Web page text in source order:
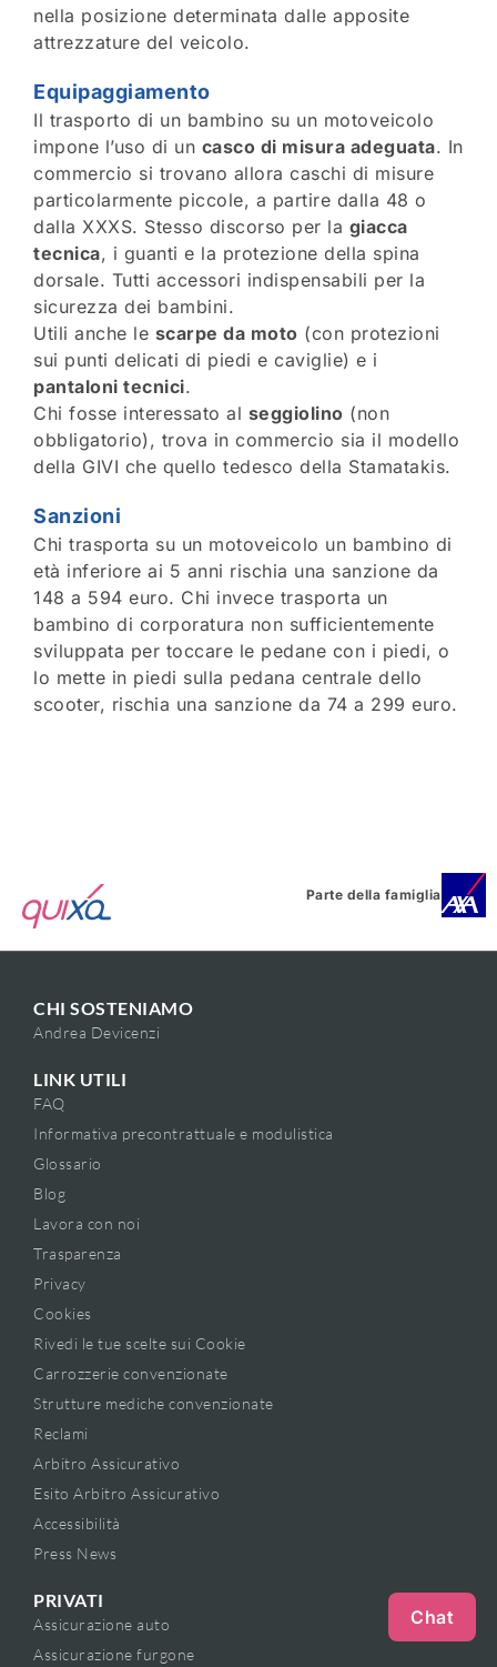
Chat
nella posizione determinata dalle apposite
attrezzature del veicolo.
Equipaggiamento
Il trasporto di un bambino su un motoveicolo
impone l’uso di un casco di misura adeguata. In
commercio si trovano allora caschi di misure
particolarmente piccole, a partire dalla 48 o
dalla XXXS. Stesso discorso per la giacca
tecnica, i guanti e la protezione della spina
dorsale. Tutti accessori indispensabili per la
sicurezza dei bambini.
Utili anche le scarpe da moto (con protezioni
sui punti delicati di piedi e caviglie) e i
pantaloni tecnici.
Chi fosse interessato al seggiolino (non
obbligatorio), trova in commercio sia il modello
della GIVI che quello tedesco della Stamatakis.
Sanzioni
Chi trasporta su un motoveicolo un bambino di
età inferiore ai 5 anni rischia una sanzione da
148 a 594 euro. Chi invece trasporta un
bambino di corporatura non sufficientemente
sviluppata per toccare le pedane con i piedi, o
lo mette in piedi sulla pedana centrale dello
scooter, rischia una sanzione da 74 a 299 euro.
Parte della famiglia
CHI SOSTENIAMO
Andrea Devicenzi
LINK UTILI
FAQ
Informativa precontrattuale e modulistica
Glossario
Blog
Lavora con noi
Trasparenza
Privacy
Cookies
Rivedi le tue scelte sui Cookie
Carrozzerie convenzionate
Strutture mediche convenzionate
Reclami
Arbitro Assicurativo
Esito Arbitro Assicurativo
Accessibilità
Press News
PRIVATI
Assicurazione auto
Assicurazione furgone